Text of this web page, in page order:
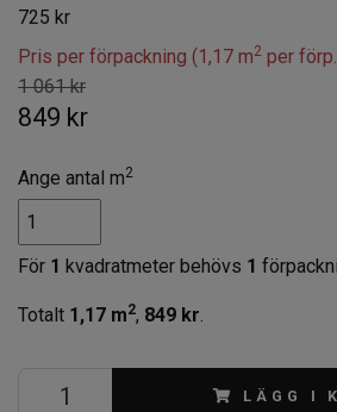
725 kr
Pris per förpackning (1,17 m2 per
1 061 kr
849 kr
Ange antal m2
För 1 kvadratmeter behövs 1
Totalt 1,17 m2, 849 kr.
LÄGG I